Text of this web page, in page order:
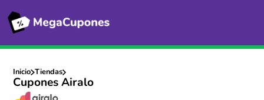
Inicio Tiendas
Cupones Airalo